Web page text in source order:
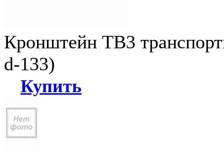
Кронштейн ТВ3
d-133)
Купить